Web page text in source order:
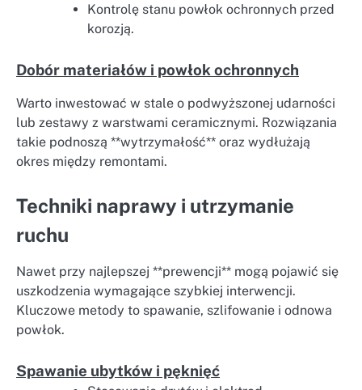
Kontrolę stanu powłok ochronnych przed
korozją.
Dobór materiałów i powłok ochronnych
Warto inwestować w stale o podwyższonej udarności
lub zestawy z warstwami ceramicznymi. Rozwiązania
takie podnoszą **wytrzymałość** oraz wydłużają
okres między remontami.
Techniki naprawy i utrzymanie
ruchu
Nawet przy najlepszej **prewencji** mogą pojawić się
uszkodzenia wymagające szybkiej interwencji.
Kluczowe metody to spawanie, szlifowanie i odnowa
powłok.
Spawanie ubytków i pęknięć